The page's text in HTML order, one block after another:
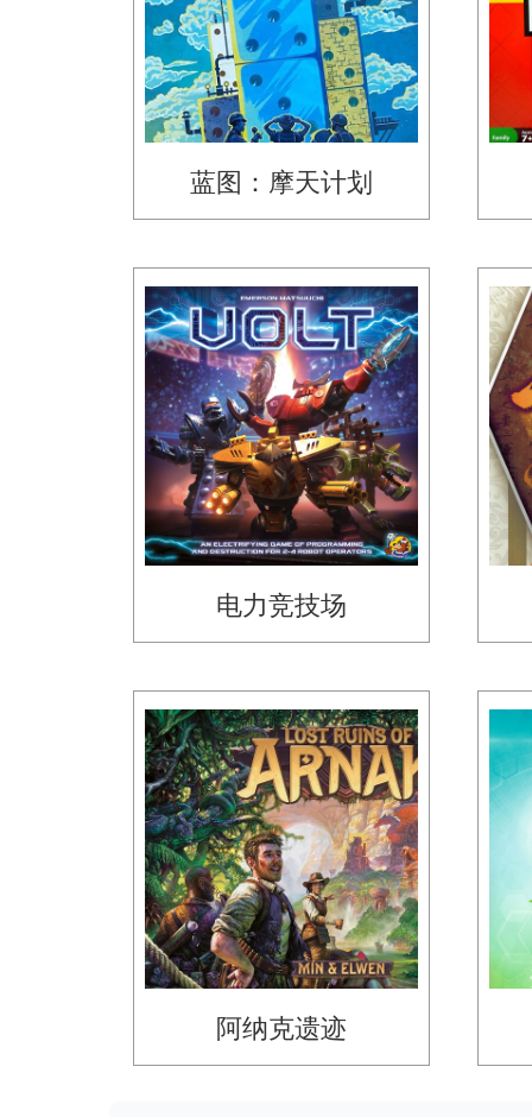
蓝图：摩天计划
电力竞技场
阿纳克遗迹